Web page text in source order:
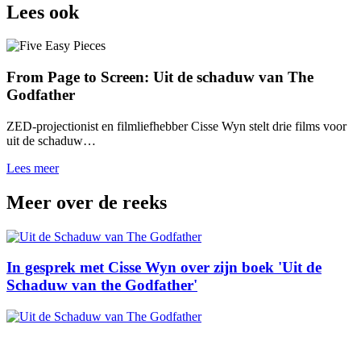
Lees ook
From Page to Screen: Uit de schaduw van The
Godfather
ZED-projectionist en filmliefhebber Cisse Wyn stelt drie films voor
uit de schaduw…
Lees meer
Meer over de reeks
In gesprek met Cisse Wyn over zijn boek 'Uit de
Schaduw van the Godfather'